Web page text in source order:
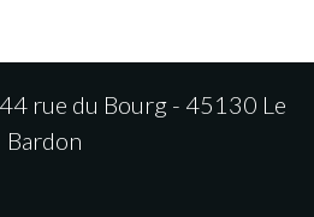
rue du Bourg - 45130 Le
Bardon